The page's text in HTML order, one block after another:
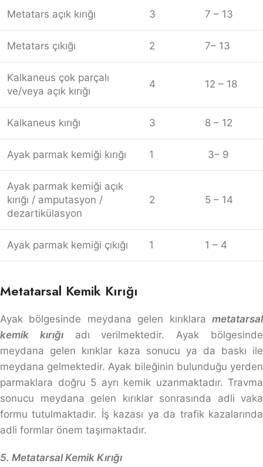
Metatars açık kırığı 3 7 – 13
Metatars çıkığı 2 7– 13
Kalkaneus çok parçalı
ve/veya açık kırığı
4 12 – 18
Kalkaneus kırığı 3 8 – 12
Ayak parmak kemiği kırığı 1 3– 9
Ayak parmak kemiği açık
kırığı / amputasyon /
dezartikülasyon
2 5 – 14
Ayak parmak kemiği çıkığı 1 1 – 4
Metatarsal Kemik Kırığı
Ayak bölgesinde meydana gelen kırıklara metatarsal
kemik kırığıadı verilmektedir. Ayak bölgesinde
meydana gelen kırıklar kaza sonucu ya da baskı ile
meydana gelmektedir. Ayak bileğinin bulunduğu yerden
parmaklara doğru 5 ayrı kemik uzanmaktadır. Travma
sonucu meydana gelen kırıklar sonrasında adli vaka
formu tutulmaktadır. İş kazası ya da trafik kazalarında
adli formlar önem taşımaktadır.
5. Metatarsal Kemik Kırığı